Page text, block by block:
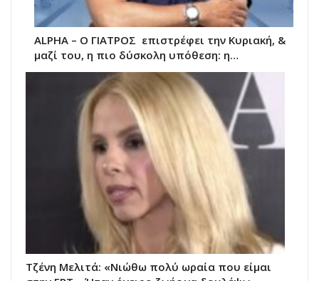
ALPHA – Ο ΓΙΑΤΡΟΣ επιστρέφει την Κυριακή, &
μαζί του, η πιο δύσκολη υπόθεση: η…
Τζένη Μελιτά: «Νιώθω πολύ ωραία που είμαι